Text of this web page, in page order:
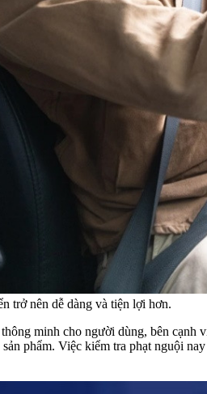
trở nên dễ dàng và tiện lợi hơn.
minh cho người dùng, bên
phẩm. Việc kiểm tra phạt nguội